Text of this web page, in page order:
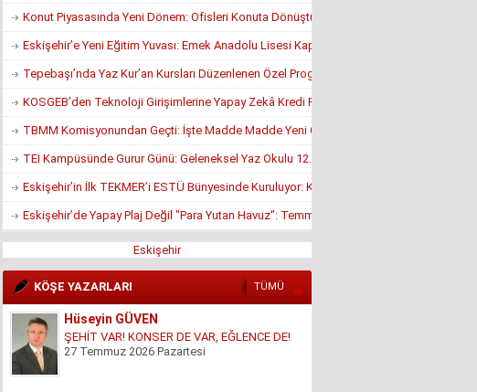
Konut Piyasasında Yeni Dönem: Ofisleri Konuta Dönüştürmek İçin Son Tarih 1
Eskişehir’e Yeni Eğitim Yuvası: Emek Anadolu Lisesi Kapılarını Açmaya Hazırlanıyor
Tepebaşı’nda Yaz Kur’an Kursları Düzenlenen Özel Programla Açıldı
KOSGEB’den Teknoloji Girişimlerine Yapay Zekâ Kredi Programı
TBMM Komisyonundan Geçti: İşte Madde Madde Yeni Öğrenci Affı Rehberi
TEI Kampüsünde Gurur Günü: Geleneksel Yaz Okulu 12. Kez Kapanış Yaptı
Eskişehir’in İlk TEKMER’i ESTÜ Bünyesinde Kuruluyor: KOSGEB Onayı Geldi
Eskişehir’de Yapay Plaj Değil "Para Yutan Havuz": Temmuz Ortasında Hâlâ Kapalı!
Eskişehir
KÖŞE YAZARLARI TÜMÜ
Hüseyin GÜVEN
ŞEHİT VAR! KONSER DE VAR, EĞLENCE DE!
27 Temmuz 2026 Pazartesi